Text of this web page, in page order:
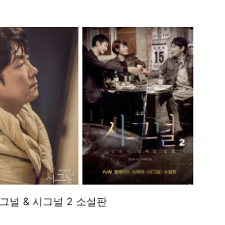
널 & 시그널 2 소설판